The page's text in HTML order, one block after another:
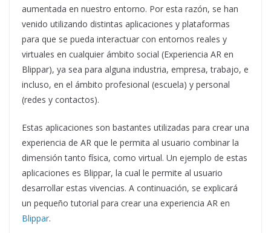
aumentada en nuestro entorno. Por esta razón, se han
venido utilizando distintas aplicaciones y plataformas
para que se pueda interactuar con entornos reales y
virtuales en cualquier ámbito social (Experiencia AR en
Blippar), ya sea para alguna industria, empresa, trabajo, e
incluso, en el ámbito profesional (escuela) y personal
(redes y contactos).
Estas aplicaciones son bastantes utilizadas para crear una
experiencia de AR que le permita al usuario combinar la
dimensión tanto física, como virtual. Un ejemplo de estas
aplicaciones es Blippar, la cual le permite al usuario
desarrollar estas vivencias. A continuación, se explicará
un pequeño tutorial para crear una experiencia AR en
Blippar.